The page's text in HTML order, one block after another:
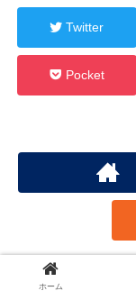
Twitter
Pocket
ホーム